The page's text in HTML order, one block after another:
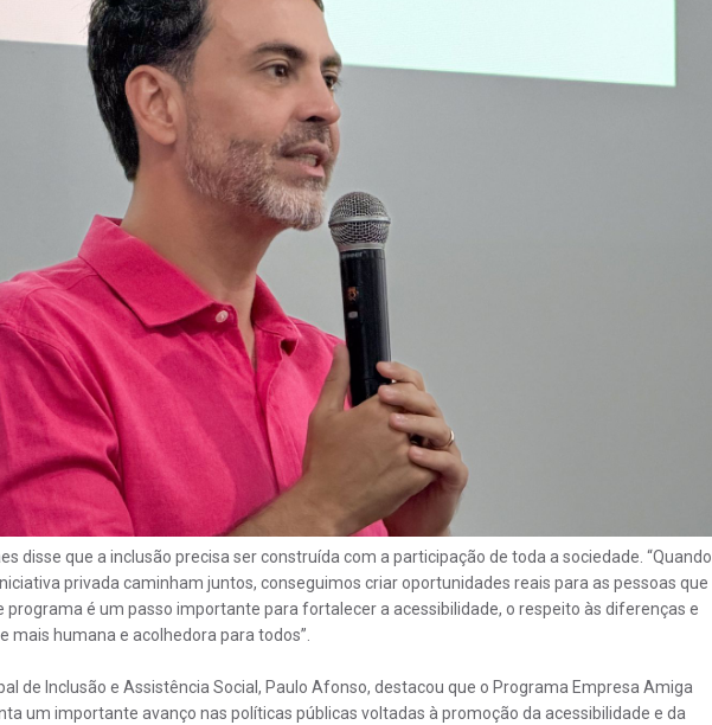
disse que a inclusão precisa ser construída com a participação de toda a sociedade. “Quando
privada caminham juntos, conseguimos criar oportunidades reais para as pessoas que
programa é um passo importante para fortalecer a acessibilidade, o respeito às diferenças e
mais humana e acolhedora para todos”.
de Inclusão e Assistência Social, Paulo Afonso, destacou que o Programa Empresa Amiga
um importante avanço nas políticas públicas voltadas à promoção da acessibilidade e da